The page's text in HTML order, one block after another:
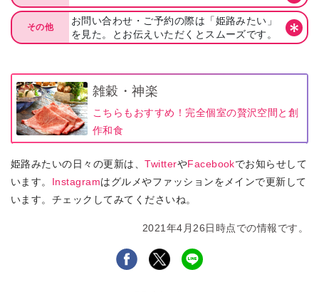
その他
お問い合わせ・ご予約の際は「姫路みたい」
を見た。とお伝えいただくとスムーズです。
雑穀・神楽
こちらもおすすめ！完全個室の贅沢空間と創
作和食
姫路みたいの日々の更新は、TwitterやFacebookでお知らせして
います。 Instagramはグルメやファッションをメインで更新して
います。チェックしてみてくださいね。
2021年4月26日時点での情報です。